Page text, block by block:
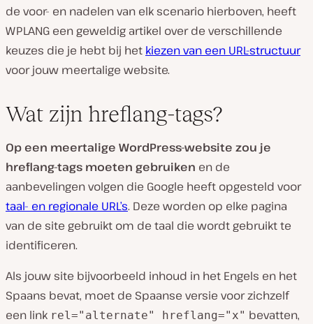
de voor- en nadelen van elk scenario hierboven, heeft
WPLANG een geweldig artikel over de verschillende
keuzes die je hebt bij het kiezen van een URL-structuur
voor jouw meertalige website.
Wat zijn hreflang-tags?
Op een meertalige WordPress-website zou je
hreflang-tags moeten gebruiken en de
aanbevelingen volgen die Google heeft opgesteld voor
taal- en regionale URL’s. Deze worden op elke pagina
van de site gebruikt om de taal die wordt gebruikt te
identificeren.
Als jouw site bijvoorbeeld inhoud in het Engels en het
Spaans bevat, moet de Spaanse versie voor zichzelf
een link rel="alternate" hreflang="x" bevatten,